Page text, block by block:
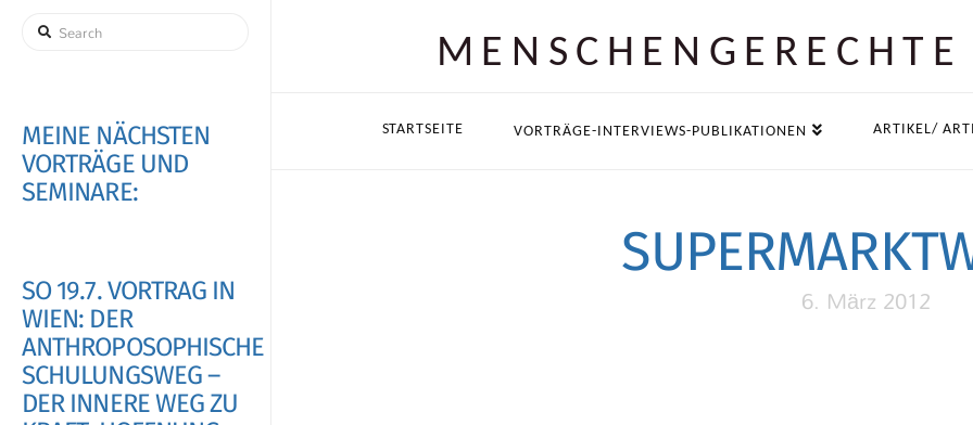
STARTSEITE VORTRÄGE-INTERVIEWS-PUBLIKATIONEN ARTIKEL/
6. März 2012
Search
MEINE NÄCHSTEN
VORTRÄGE UND
SEMINARE:
SO 19.7. VORTRAG IN
WIEN: DER
ANTHROPOSOPHISCHE
SCHULUNGSWEG –
DER INNERE WEG ZU